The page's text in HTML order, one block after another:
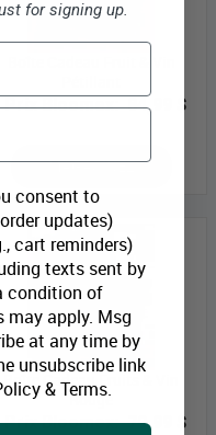
Prix Bloomex: 84,99 $
MAGASINEZ
Boîte Cadeau Fruits & Vin
Rouge
Prix Bloomex: 79,99 $
for signing up.
consent to
updates)
cart reminders)
texts sent by
condition of
may apply. Msg
at any time by
unsubscribe link
&Terms.